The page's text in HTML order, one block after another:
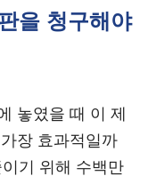
을 청구해야
놓였을 때 이 제
장 효과적일까
기 위해 수백만